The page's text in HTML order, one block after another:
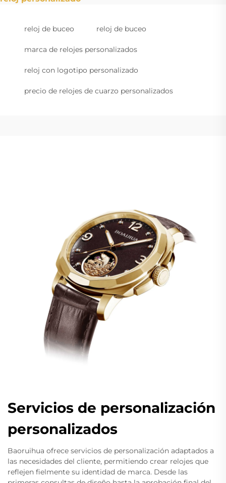
reloj de buceo reloj de buceo
marca de relojes personalizados
reloj con logotipo personalizado
precio de relojes de cuarzo personalizados
Servicios de personalización
personalizados
Baoruihua ofrece servicios de personalización adaptados a
las necesidades del cliente, permitiendo crear relojes que
reflejen fielmente su identidad de marca. Desde las